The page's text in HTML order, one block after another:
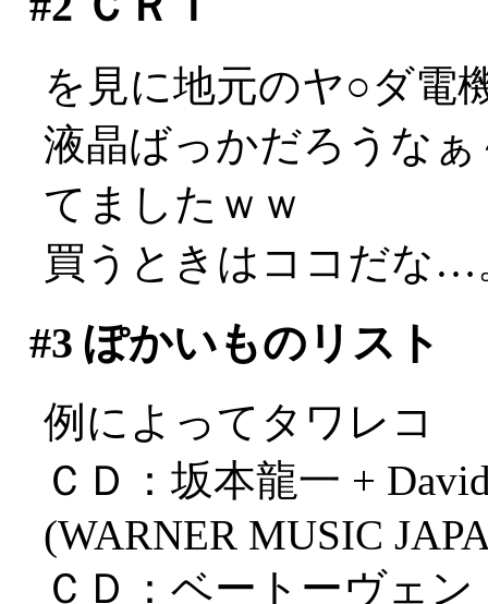
を見に地元のヤ○ダ電
液晶ばっかだろうな
てましたｗｗ
買うときはココだな…
#3 ぽかいものリスト
例によってタワレコ
ＣＤ：坂本龍一 +
(WARNER MUSIC
ＣＤ：ベートーヴェ